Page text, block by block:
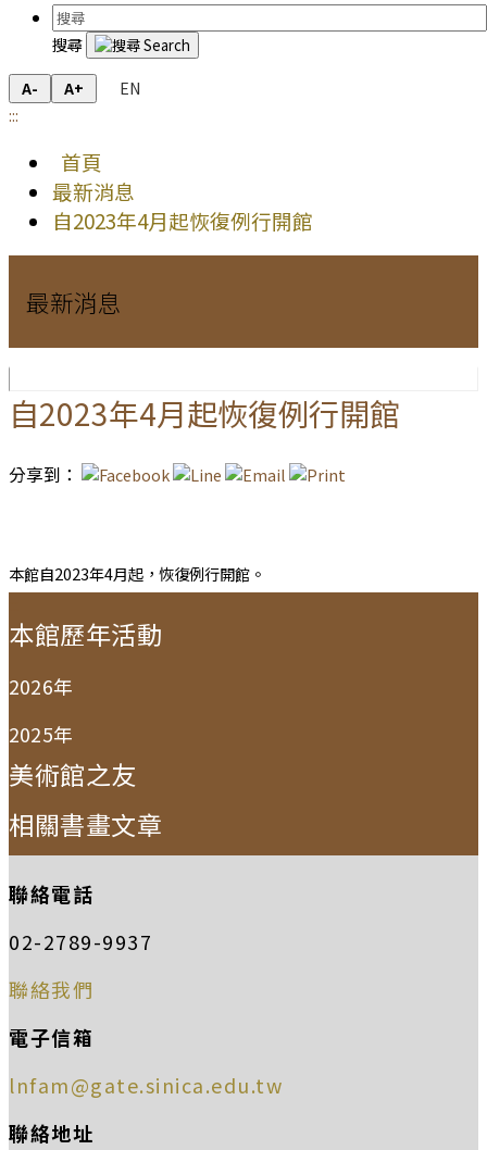
搜尋
A- A+
EN
:::
首頁
最新消息
自2023年4月起恢復例行開館
最新消息
自2023年4月起恢復例行開館
分享到：
本館自2023年4月起，恢復例行開館。
本館歷年活動
2026年
2025年
美術館之友
相關書畫文章
聯絡電話
02-2789-9937
聯絡我們
電子信箱
lnfam@gate.sinica.edu.tw
聯絡地址